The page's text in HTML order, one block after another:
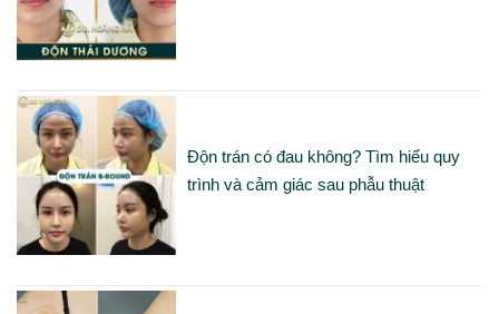
Độn trán có đau không? Tìm hiểu quy
trình và cảm giác sau phẫu thuật